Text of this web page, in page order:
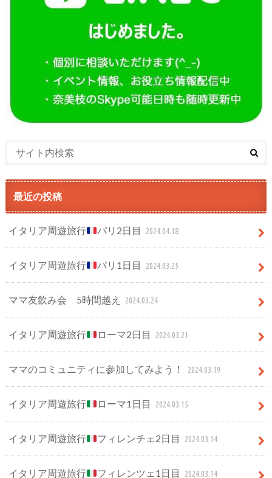
最近の投稿
イタリア周遊旅行 パリ2日目 2024.04.18
イタリア周遊旅行 パリ1日目 2024.03.25
ママ友飲み会 5時間越え 2024.03.24
イタリア周遊旅行 ローマ2日目 2024.03.21
ママのコミュニティに参加してみよう！ 2024.03.19
イタリア周遊旅行 ローマ1日目 2024.03.15
イタリア周遊旅行 フィレンチェ2日目 2024.03.14
イタリア周遊旅行 フィレンツェ1日目 2024.03.14